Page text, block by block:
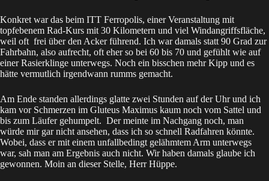
Konkret war das beim ITT Ferropolis, einer Veranstaltung mit
topfebenem Rad-Kurs mit 30 Kilometern und viel Windangriffsfläche,
weil oft frei über den Acker führend. Ich war damals statt 90 Grad zur
Fahrbahn, also aufrecht, oft eher so bei 60 bis 70 und gefühlt wie auf
einer Rasierklinge unterwegs. Noch ein bisschen mehr Kipp und es
hätte vermutlich irgendwann rumms gemacht.
Am Ende standen allerdings glatte zwei Stunden auf der Uhr und ich
kam vor Schmerzen im Gluteus Maximus kaum noch vom Sattel und
bis zum Läufer gehumpelt. Der meinte im Nachgang noch, man
würde mir gar nicht ansehen, dass ich so schnell Radfahren könnte.
Wobei, dass er mit einem unfallbedingt gelähmtem Arm unterwegs
war, sah man am Ergebnis auch nicht. Wir haben damals glaube ich
gewonnen. Moin an dieser Stelle, Herr Hüppe.